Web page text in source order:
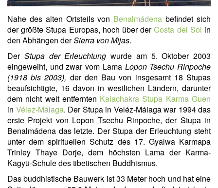
Nahe des alten Ortsteils von Benalmádena befindet sich
der größte Stupa Europas, hoch über derCosta del Sol in
den Abhängen derSierra von Mijas.
Der Stupa der Erleuchtung wurde am 5. Oktober 2003
eingeweiht, und zwar vom Lama Lopon Tsechu Rinpoche
(1918 bis 2003), der den Bau von insgesamt 18 Stupas
beaufsichtigte, 16 davon in westlichen Ländern, darunter
dem nicht weit entfernten Kalachakra Stupa Karma Guen
in Vélez-Málaga. Der Stupa in Veléz-Málaga war 1994 das
erste Projekt von Lopon Tsechu Rinpoche, der Stupa in
Benalmádena das letzte. Der Stupa der Erleuchtung steht
unter dem spirituellen Schutz des 17. Gyalwa Karmapa
Trinley Thaye Dorje, dem höchsten Lama der Karma-
Kagyü-Schule des tibetischen Buddhismus.
Das buddhistische Bauwerk ist 33 Meter hoch und hat eine